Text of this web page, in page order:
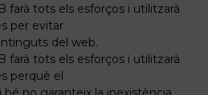
farà tots els esforços i utilitzarà
per evitar
del web.
farà tots els esforços i utilitzarà
perquè el